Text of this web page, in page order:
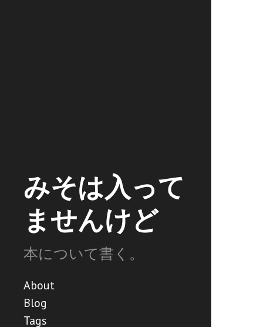
みそは入って
ませんけど
本について書く。
About
Blog
Tags